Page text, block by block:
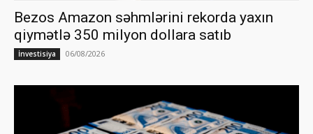
Bezos Amazon səhmlərini rekorda yaxın
qiymətlə 350 milyon dollara satıb
İnvestisiya 06/08/2026